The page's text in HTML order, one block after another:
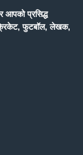
आपको प्रसिद्ध
क्रिकेट, फुटबॉल, लेखक,